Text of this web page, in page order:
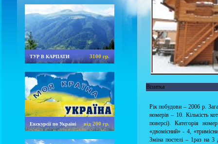
ТУР В КАРПАТИ 3100 гр.
Екскурсії по Україні від 200 гр.
Візитка
Рік побудови – 2006 р.
номерів – 10. Кількість
поверсі). Категорія
«двомісний» - 4,
Зміна постелі – 1раз на